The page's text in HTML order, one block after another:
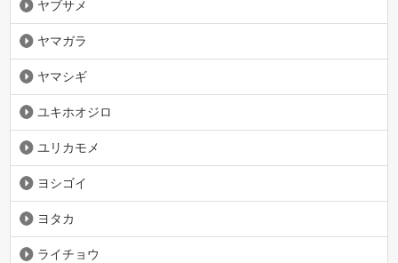
ヤブサメ
ヤマガラ
ヤマシギ
ユキホオジロ
ユリカモメ
ヨシゴイ
ヨタカ
ライチョウ